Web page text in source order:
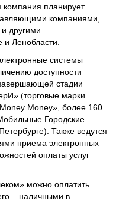
планирует
компаниями,
другими
и Ленобласти.
системы
доступности
стадии
(торговые марки
Money», более 160
Городские
Также ведутся
приема электронных
оплаты услуг
можно оплатить
– наличными в